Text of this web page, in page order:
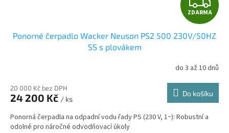
D
A
R
M
A
ZDARMA
Ponorné čerpadlo Wacker Neuson PS2 500 230V/50HZ
SS s plovákem
do 3 až 10 dnů
20 000 Kč bez DPH
24 200 Kč / ks
Do košíku
Ponorná čerpadla na odpadní vodu řady PS (230 V, 1~): Robustní a
odolné pro náročné odvodňovací úkoly